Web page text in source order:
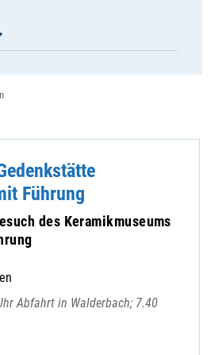
Christi
St. Peter und Paul
Führung
des Keramikmuseums
Abfahrt in Walderbach; 7.40